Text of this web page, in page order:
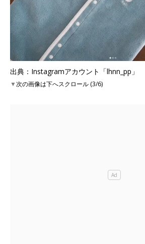
出典：Instagramアカウント「lhnn_pp」
▼次の画像は下へスクロール (3/6)